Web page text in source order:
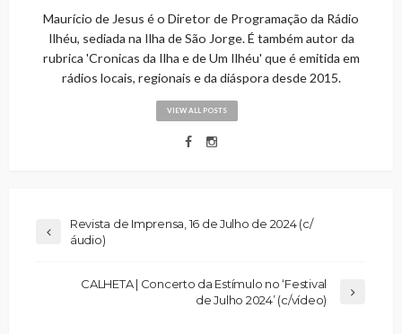
Maurício de Jesus é o Diretor de Programação da Rádio
Ilhéu, sediada na Ilha de São Jorge. É também autor da
rubrica 'Cronicas da Ilha e de Um Ilhéu' que é emitida em
rádios locais, regionais e da diáspora desde 2015.
VIEW ALL POSTS
Revista de Imprensa, 16 de Julho de 2024 (c/
áudio)
CALHETA | Concerto da Estímulo no ‘Festival
de Julho 2024’ (c/vídeo)